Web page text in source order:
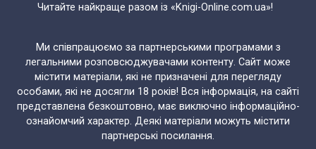
Читайте найкраще разом із «Knigi-Online.com.ua»!
Ми співпрацюємо за партнерськими програмами з
легальними розповсюджувачами контенту. Сайт може
містити матеріали, які не призначені для перегляду
особами, які не досягли 18 років! Вся інформація, на сайті
представлена безкоштовно, має виключно інформаційно-
ознайомчий характер. Деякі матеріали можуть містити
партнерські посилання.